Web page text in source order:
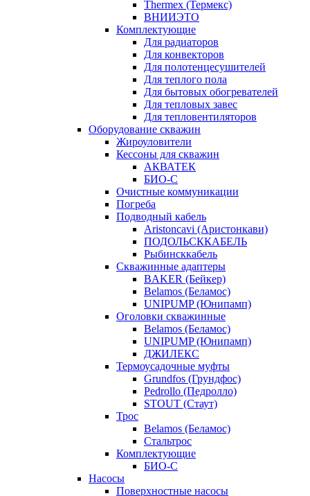
Thermex (Термекс)
ВНИИЭТО
Комплектующие
Для радиаторов
Для конвекторов
Для полотенцесушителей
Для теплого пола
Для бытовых обогревателей
Для тепловых завес
Для тепловентиляторов
Оборудование скважин
Жироуловители
Кессоны для скважин
АКВАТЕК
БИО-С
Очистные коммуникации
Погреба
Подводный кабель
Aristoncavi (Аристонкави)
ПОДОЛЬСККАБЕЛЬ
Рыбинсккабель
Скважинные адаптеры
BAKER (Бейкер)
Belamos (Беламос)
UNIPUMP (Юнипамп)
Оголовки скважинные
Belamos (Беламос)
UNIPUMP (Юнипамп)
ДЖИЛЕКС
Термоусадочные муфты
Grundfos (Грундфос)
Pedrollo (Педролло)
STOUT (Стаут)
Трос
Belamos (Беламос)
Стальтрос
Комплектующие
БИО-С
Насосы
Поверхностные насосы